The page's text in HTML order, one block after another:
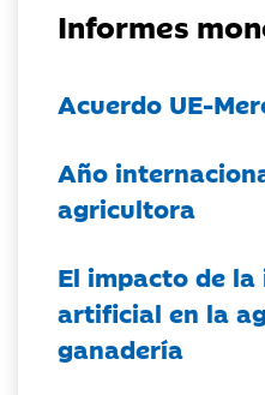
Informes
Acuerdo UE-
Año
agricultora
El impacto de
artificial en la
ganadería